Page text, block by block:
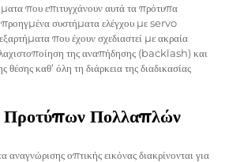
που επιτυγχάνουν αυτά τα πρότυπα
συστήματα ελέγχου με servo
που έχουν σχεδιαστεί με ακραία
της αναπήδησης (backlash) και
θέσης καθ’ όλη τη διάρκεια της διαδικασίας
Προτύπων Πολλαπλών
οπτικής εικόνας διακρίνονται για